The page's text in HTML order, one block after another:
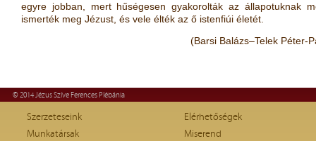
egyre jobban, mert hűségesen gyakorolták az állapotuknak
ismerték meg Jézust, és vele élték az ő istenfiúi életét.
(Barsi Balázs–Telek Péter-
© 2014 Jézus Szíve Ferences Plébánia
Szerzeteseink
Munkatársak
Elérhetőségek
Miserend